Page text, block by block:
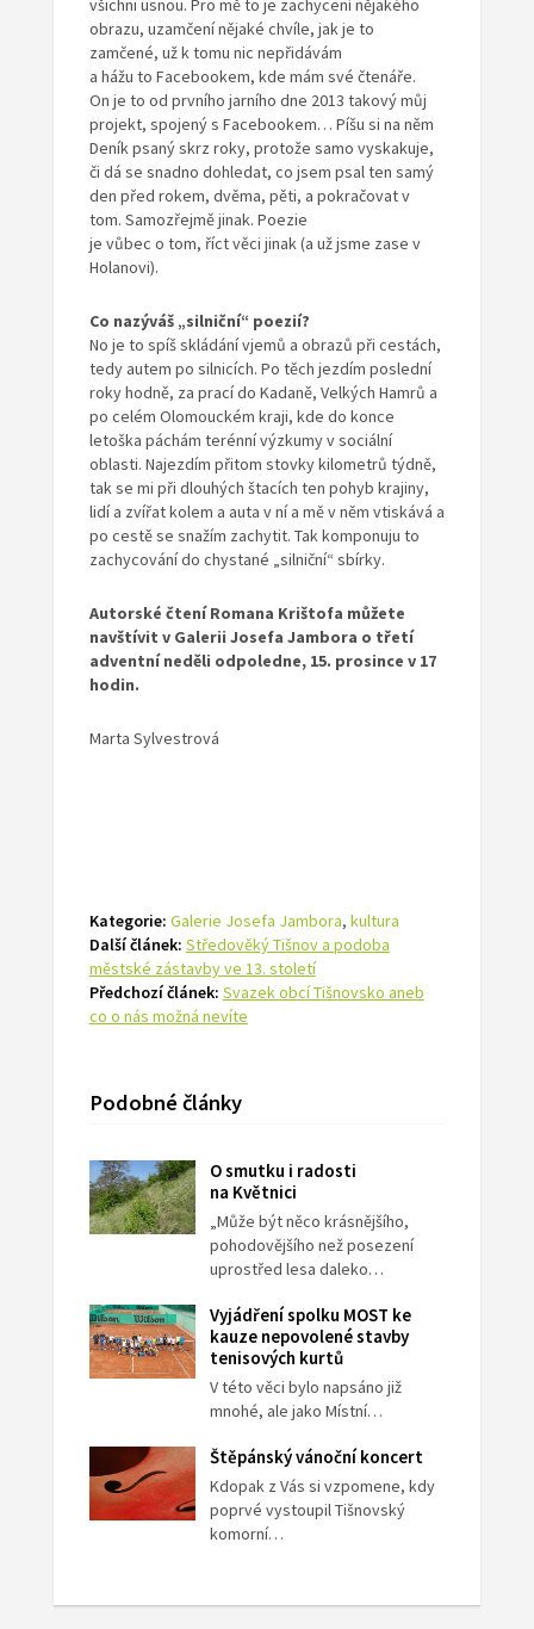
všichni usnou. Pro mě to je zachycení nějakého
obrazu, uzamčení nějaké chvíle, jak je to
zamčené, už k tomu nic nepřidávám
a hážu to Facebookem, kde mám své čtenáře.
On je to od prvního jarního dne 2013 takový můj
projekt, spojený s Facebookem… Píšu si na něm
Deník psaný skrz roky, protože samo vyskakuje,
či dá se snadno dohledat, co jsem psal ten samý
den před rokem, dvěma, pěti, a pokračovat v
tom. Samozřejmě jinak. Poezie
je vůbec o tom, říct věci jinak (a už jsme zase v
Holanovi).
Co nazýváš „silniční“ poezií?
No je to spíš skládání vjemů a obrazů při cestách,
tedy autem po silnicích. Po těch jezdím poslední
roky hodně, za prací do Kadaně, Velkých Hamrů a
po celém Olomouckém kraji, kde do konce
letoška páchám terénní výzkumy v sociální
oblasti. Najezdím přitom stovky kilometrů týdně,
tak se mi při dlouhých štacích ten pohyb krajiny,
lidí a zvířat kolem a auta v ní a mě v něm vtiskává a
po cestě se snažím zachytit. Tak komponuju to
zachycování do chystané „silniční“ sbírky.
Autorské čtení Romana Krištofa můžete
navštívit v Galerii Josefa Jambora o třetí
adventní neděli odpoledne, 15. prosince v 17
hodin.
Marta Sylvestrová
Kategorie: Galerie Josefa Jambora, kultura
Další článek: Středověký Tišnov a podoba
městské zástavby ve 13. století
Předchozí článek: Svazek obcí Tišnovsko aneb
co o nás možná nevíte
Podobné články
O smutku i radosti
na Květnici
„Může být něco krásnějšího,
pohodovějšího než posezení
uprostřed lesa daleko…
Vyjádření spolku MOST ke
kauze nepovolené stavby
tenisových kurtů
V této věci bylo napsáno již
mnohé, ale jako Místní…
Štěpánský vánoční koncert
Kdopak z Vás si vzpomene, kdy
poprvé vystoupil Tišnovský
komorní…